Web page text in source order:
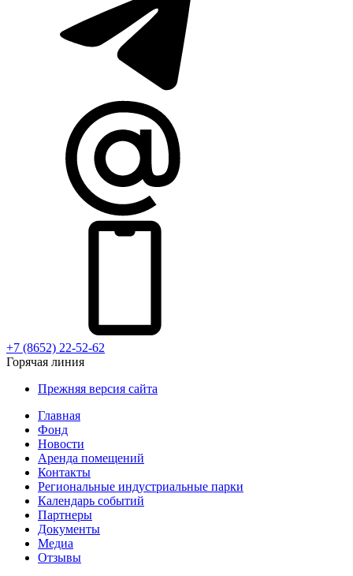
+7 (8652) 22-52-62
Горячая линия
Прежняя версия сайта
Главная
Фонд
Новости
Аренда помещений
Контакты
Региональные индустриальные парки
Календарь событий
Партнеры
Документы
Медиа
Отзывы